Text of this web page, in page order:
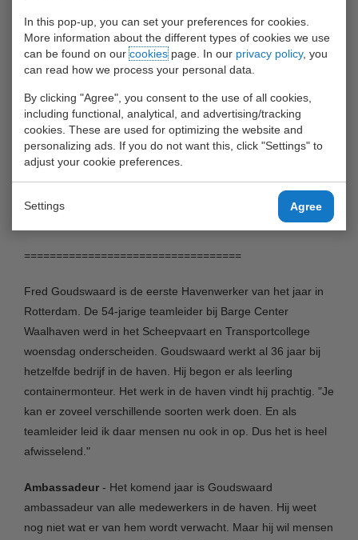
In this pop-up, you can set your preferences for cookies.
More information about the different types of cookies we use
can be found on ourcookiespage. In our privacy policy, you
can read how we process your personal data.
By clicking "Agree", you consent to the use of all cookies,
including functional, analytical, and advertising/tracking
cookies. These are used for optimizing the website and
personalizing ads. If you do not want this, click "Settings" to
adjust your cookie preferences.
Settings Agree
maar ook erg enerverend en leuk.
Bijgaand de tekst van RTV Rijnmond. Het is duidelijk dat
deze prijs al direct hoog aangeschreven wordt in de haven.
Het is echt een bijzondere prestatie.
We feliciteren Fred dus hierbij nogmaals van harte. Geniet
ervan, je hebt het verdiend!
Met vriendelijke groet,
==================================
Fred Goudswaard is de eerste Havenwerker van het jaar in
Rotterdam. De 54-jarige teamleider bij Barge Center
Waalhaven werd in het Scheepvaart en Transportcollege
woensdag onderscheiden. Goudswaard werkt al 36 jaar bij
hetzelfde bedrijf in de haven. Hij begon er als leerling
containermonteur. Het werk in de haven vindt hij prachtig. "Je
kan er zoveel verschillende soorten werk doen. En als
teamleider leid ik daar mensen nu ook in op. Dus het is heel
afwisselend."
Ambassadeur - Het komend jaar is Goudswaard
ambassadeur van alle medewerkers in de haven. Hij weet
nog niet wat er van hem wordt verwacht. Maar hij wil mensen